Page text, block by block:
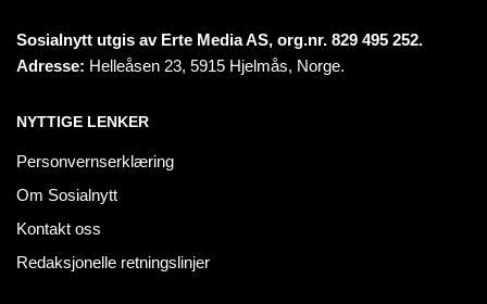
Sosialnytt utgis av Erte Media AS, org.nr. 829 495 252.
Adresse: Helleåsen 23, 5915 Hjelmås, Norge.
NYTTIGE LENKER
Personvernserklæring
Om Sosialnytt
Kontakt oss
Redaksjonelle retningslinjer